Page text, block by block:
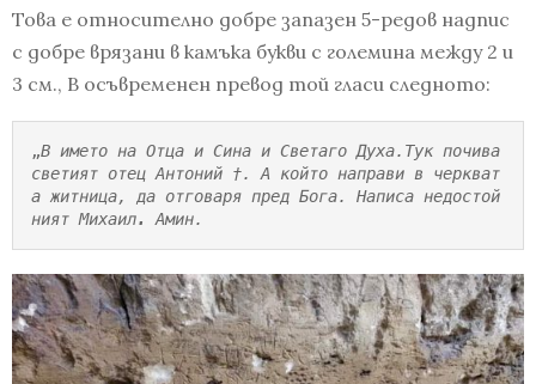
Това е относително добре запазен 5-редов надпис
с добре врязани в камъка букви с големина между 2 и
3 см., В осъвременен превод той гласи следното:
„В името на Отца и Сина и Светаго Духа.Тук почива
светият отец Антоний †. А който направи в черкват
а житница, да отговаря пред Бога. Написа недостой
ният Михаил. Амин.